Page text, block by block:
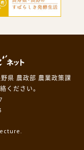
県 農政部 農業政策課
ください。